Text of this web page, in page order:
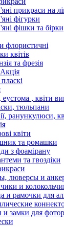
прикраси на
фігурки
фішки та бірки
флористичні
квітів
та фрезія
, квіти
тюльпани
ранункулюси,
квіти
та ромашки
з фоамірану
та гвоздіки
люверсы и
и
и рамочки для
и замки для